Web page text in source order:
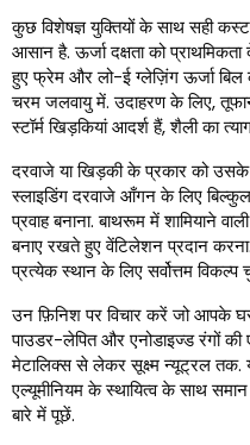
कुछ विशेषज्ञ युक्तियों के साथ सही
आसान है. ऊर्जा दक्षता को
हुए फ्रेम और लो-ई ग्लेज़िंग ऊर्जा
चरम जलवायु में. उदाहरण के लिए,
स्टॉर्म खिड़कियां आदर्श हैं, शैली का
दरवाजे या खिड़की के प्रकार को उसके
स्लाइडिंग दरवाजे आँगन के लिए
प्रवाह बनाना. बाथरूम में शामियाने
बनाए रखते हुए वेंटिलेशन प्रदान
प्रत्येक स्थान के लिए सर्वोत्तम
उन फ़िनिश पर विचार करें जो आपके
पाउडर-लेपित और एनोडाइज्ड रंगों
मेटालिक्स से लेकर सूक्ष्म न्यूट्रल तक.
एल्यूमीनियम के स्थायित्व के साथ
बारे में पूछें.